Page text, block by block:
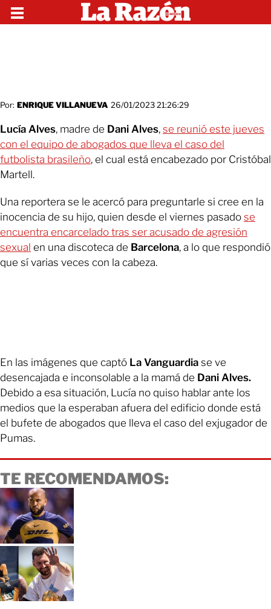
Por: ENRIQUE VILLANUEVA 26/01/2023 21:26:29
Lucía Alves, madre de Dani Alves, se reunió este jueves
con el equipo de abogados que lleva el caso del
futbolista brasileño, el cual está encabezado por Cristóbal
Martell.
Una reportera se le acercó para preguntarle si cree en la
inocencia de su hijo, quien desde el viernes pasado se
encuentra encarcelado tras ser acusado de agresión
sexual en una discoteca de Barcelona, a lo que respondió
que sí varias veces con la cabeza.
En las imágenes que captó La Vanguardia se ve
desencajada e inconsolable a la mamá de Dani Alves.
Debido a esa situación, Lucía no quiso hablar ante los
medios que la esperaban afuera del edificio donde está
el bufete de abogados que lleva el caso del exjugador de
Pumas.
TE RECOMENDAMOS: